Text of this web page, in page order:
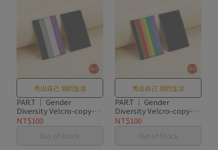
秀出自己 我的生活
PAR.T ｜ Gender
Diversity Velcro-copy-
copy-copy-copy-copy-
copy
NT$100
Out of Stock
秀出自己 我的生活
PAR.T ｜ Gender
Diversity Velcro-copy-
copy-copy-copy-copy
NT$100
Out of Stock